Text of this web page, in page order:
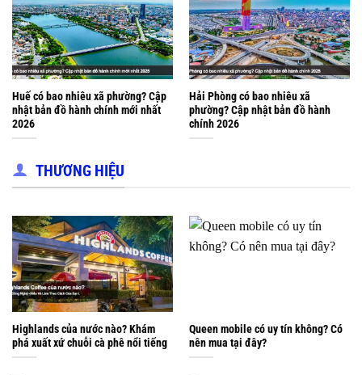
Huế có bao nhiêu xã phường? Cập
nhật bản đồ hành chính mới nhất
2026
Hải Phòng có bao nhiêu xã
phường? Cập nhật bản đồ hành
chính 2026
THƯƠNG HIỆU
Highlands của nước nào? Khám
phá xuất xứ chuỗi cà phê nổi tiếng
Queen mobile có uy tín không? Có
nên mua tại đây?